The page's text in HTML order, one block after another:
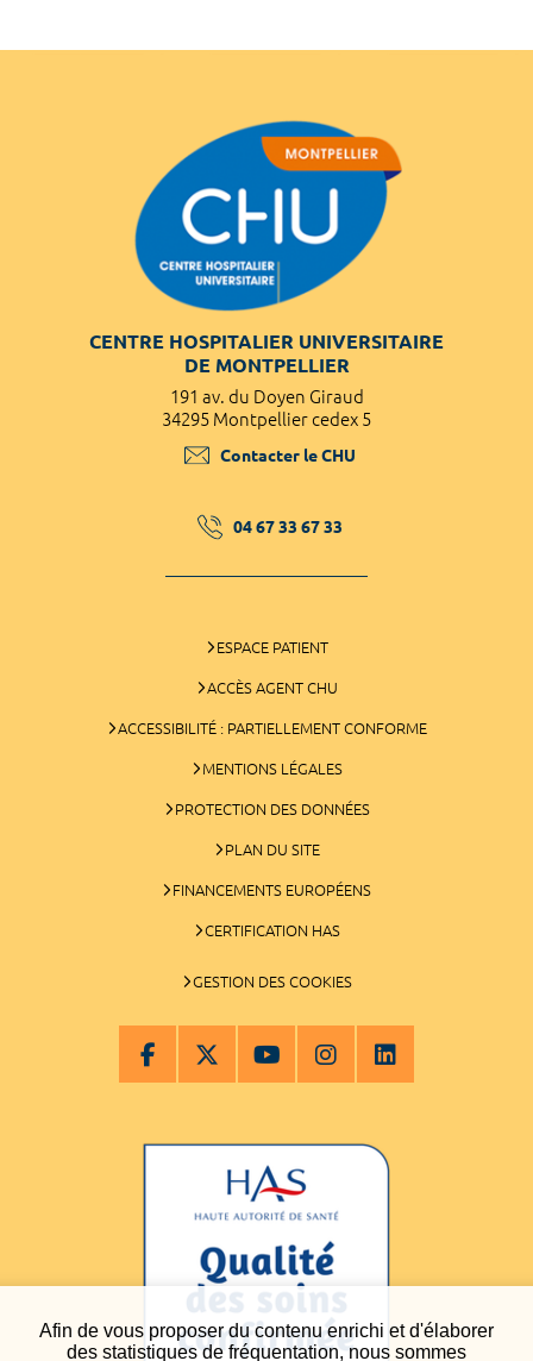
Afin de vous proposer du contenu enrichi et d'élaborer
des statistiques de fréquentation, nous sommes
CENTRE HOSPITALIER UNIVERSITAIRE
DE MONTPELLIER
191 av. du Doyen Giraud
34295 Montpellier cedex 5
Contacter le CHU
04 67 33 67 33
ESPACE PATIENT
ACCÈS AGENT CHU
ACCESSIBILITÉ : PARTIELLEMENT CONFORME
MENTIONS LÉGALES
PROTECTION DES DONNÉES
PLAN DU SITE
FINANCEMENTS EUROPÉENS
CERTIFICATION HAS
GESTION DES COOKIES